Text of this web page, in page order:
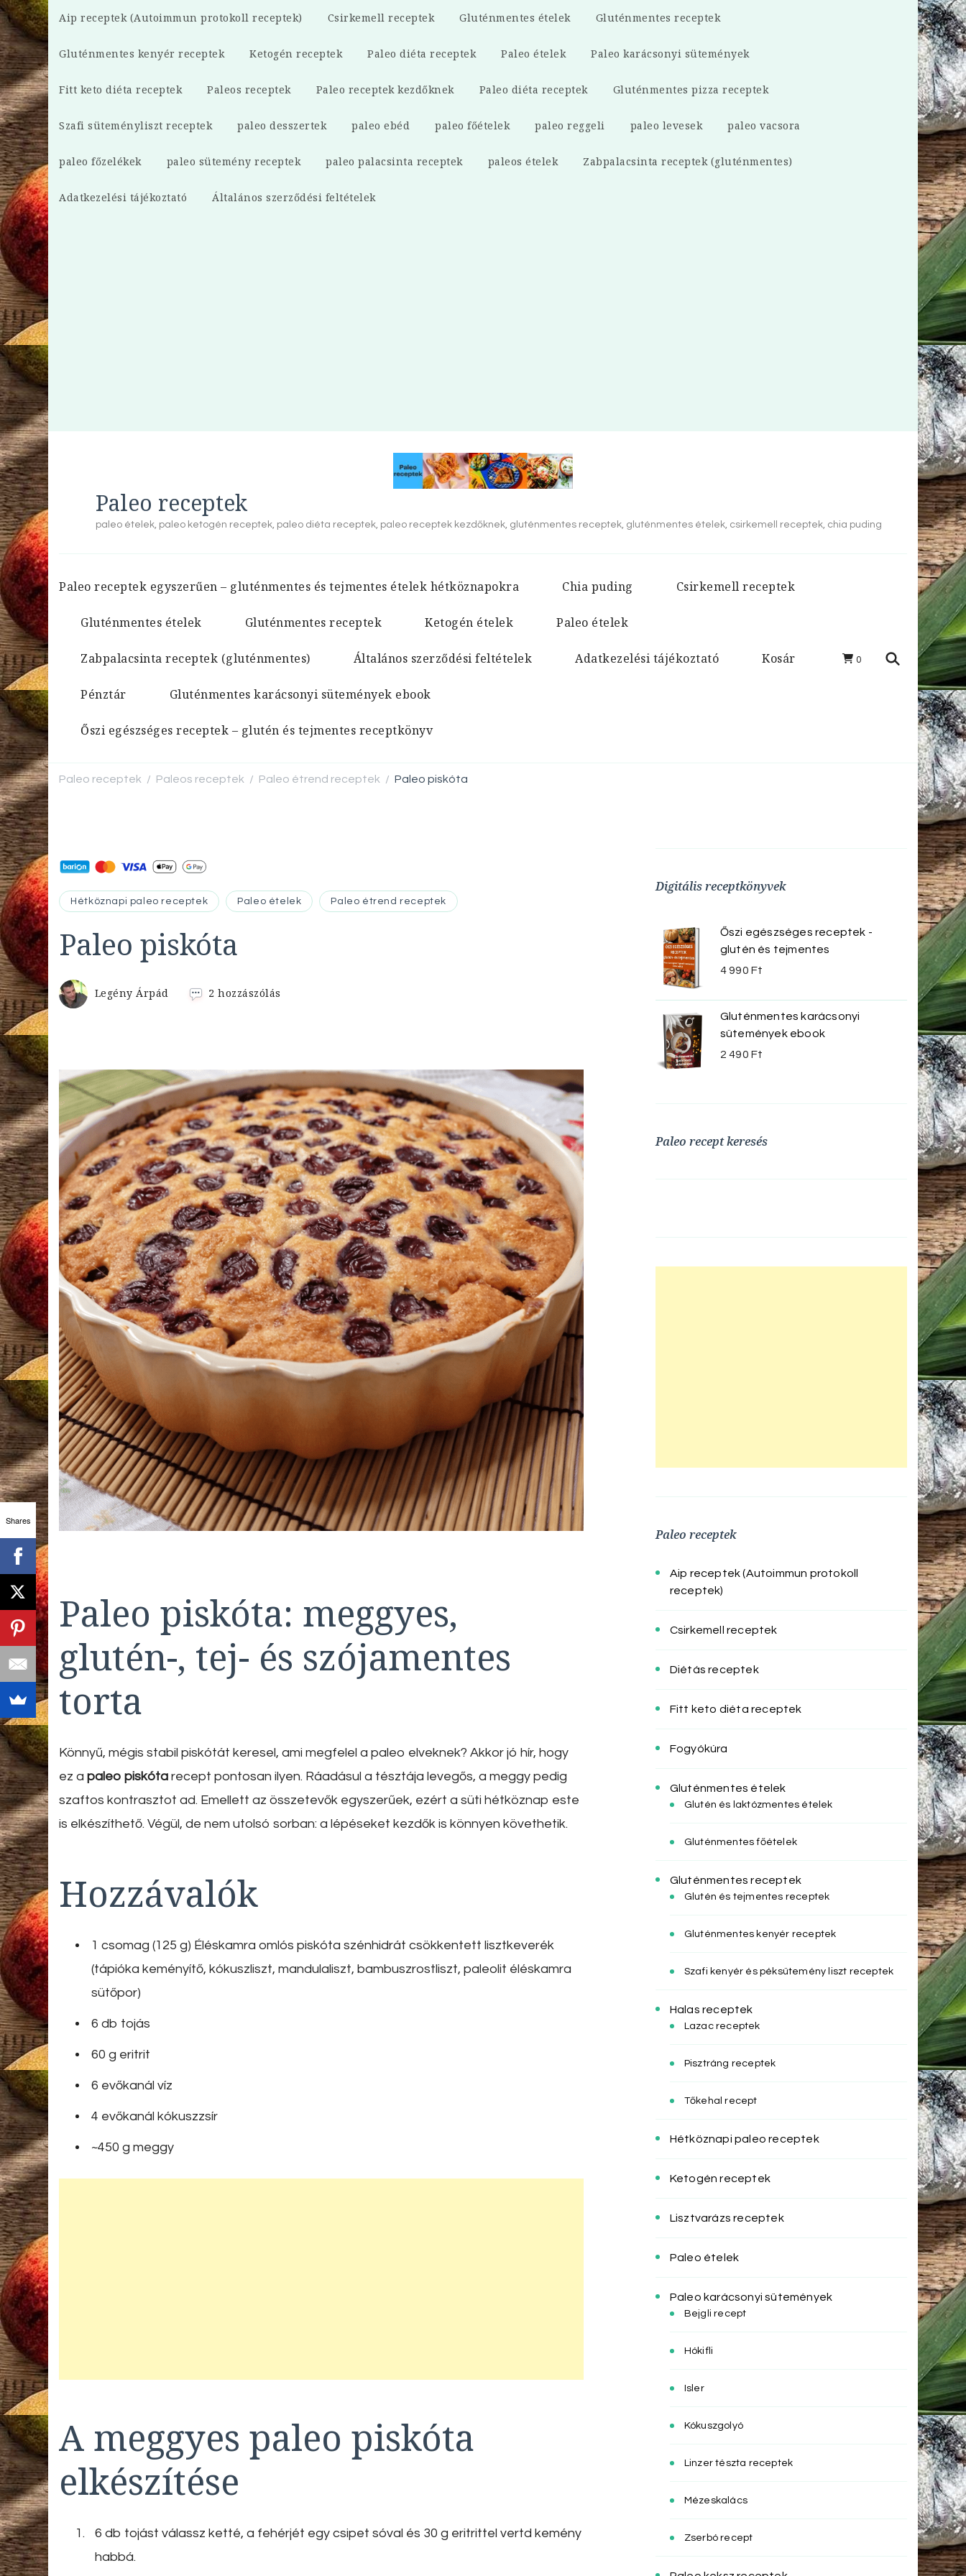
Aip receptek (Autoimmun protokoll receptek) Csirkemell receptek Gluténmentes ételek Gluténmentes receptek
Gluténmentes kenyér receptek Ketogén receptek Paleo diéta receptek Paleo ételek Paleo karácsonyi sütemények
Fitt keto diéta receptek Paleos receptek Paleo receptek kezdőknek Paleo diéta receptek Gluténmentes pizza receptek
Szafi süteményliszt receptek paleo desszertek paleo ebéd paleo főételek paleo reggeli paleo levesek paleo vacsora
paleo főzelékek paleo sütemény receptek paleo palacsinta receptek paleos ételek Zabpalacsinta receptek (gluténmentes)
Adatkezelési tájékoztató Általános szerződési feltételek
Paleo receptek
paleo ételek, paleo ketogén receptek, paleo diéta receptek, paleo receptek kezdőknek, gluténmentes receptek, gluténmentes ételek, csirkemell receptek, chia puding
Paleo receptek egyszerűen – gluténmentes és tejmentes ételek hétköznapokra Chia puding Csirkemell receptek
Gluténmentes ételek Gluténmentes receptek Ketogén ételek Paleo ételek
Zabpalacsinta receptek (gluténmentes) Általános szerződési feltételek Adatkezelési tájékoztató Kosár
Pénztár Gluténmentes karácsonyi sütemények ebook
Őszi egészséges receptek – glutén és tejmentes receptkönyv
0
Paleo receptek / Paleos receptek / Paleo étrend receptek / Paleo piskóta
Hétköznapi paleo receptek Paleo ételek Paleo étrend receptek
Paleo piskóta
Legény Árpád 2 hozzászólás
Paleo piskóta: meggyes,
glutén-, tej- és szójamentes
torta
Könnyű, mégis stabil piskótát keresel, ami megfelel a paleo elveknek? Akkor jó hír, hogy
ez apaleo piskóta recept pontosan ilyen. Ráadásul a tésztája levegős, a meggy pedig
szaftos kontrasztot ad. Emellett az összetevők egyszerűek, ezért a süti hétköznap este
is elkészíthető. Végül, de nem utolsó sorban: a lépéseket kezdők is könnyen követhetik.
Hozzávalók
1 csomag (125 g) Éléskamra omlós piskóta szénhidrát csökkentett lisztkeverék
(tápióka keményítő, kókuszliszt, mandulaliszt, bambuszrostliszt, paleolit éléskamra
sütőpor)
6 db tojás
60 g eritrit
6 evőkanál víz
4 evőkanál kókuszzsír
~450 g meggy
A meggyes paleo piskóta
elkészítése
6 db tojást válassz ketté, a fehérjét egy csipet sóval és 30 g eritrittel vertd kemény
habbá.
Digitális receptkönyvek
Őszi egészséges receptek -
glutén és tejmentes
4 990 Ft
Gluténmentes karácsonyi
sütemények ebook
2 490 Ft
Paleo recept keresés
Paleo receptek
Aip receptek (Autoimmun protokoll
receptek)
Csirkemell receptek
Diétás receptek
Fitt keto diéta receptek
Fogyókúra
Gluténmentes ételek
Glutén és laktózmentes ételek
Gluténmentes főételek
Gluténmentes receptek
Glutén és tejmentes receptek
Gluténmentes kenyér receptek
Szafi kenyér és péksütemény liszt receptek
Halas receptek
Lazac receptek
Pisztráng receptek
Tőkehal recept
Hétköznapi paleo receptek
Ketogén receptek
Lisztvarázs receptek
Paleo ételek
Paleo karácsonyi sütemények
Bejgli recept
Hókifli
Isler
Kókuszgolyó
Linzer tészta receptek
Mézeskalács
Zserbó recept
Shares